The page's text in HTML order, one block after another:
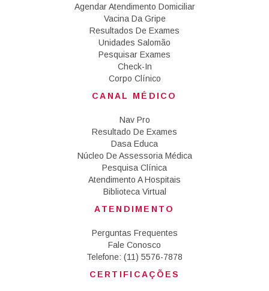
Agendar Atendimento Domiciliar
Vacina Da Gripe
Resultados De Exames
Unidades Salomão
Pesquisar Exames
Check-In
Corpo Clínico
CANAL MÉDICO
Nav Pro
Resultado De Exames
Dasa Educa
Núcleo De Assessoria Médica
Pesquisa Clínica
Atendimento A Hospitais
Biblioteca Virtual
ATENDIMENTO
Perguntas Frequentes
Fale Conosco
Telefone: (11) 5576-7878
CERTIFICAÇÕES